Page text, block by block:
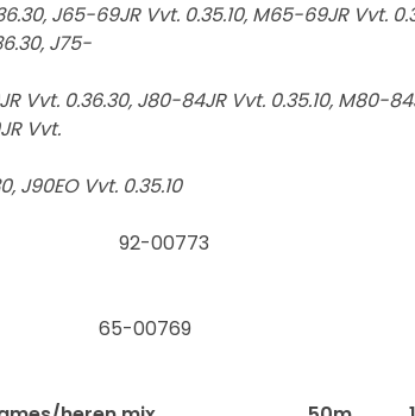
J65-69JR Vvt. 0.35.10, M65-69JR Vvt.
J75-
Vvt. 0.36.30, J80-84JR Vvt. 0.35.10, M80-
Vvt.
J90EO Vvt. 0.35.10
92-
65-